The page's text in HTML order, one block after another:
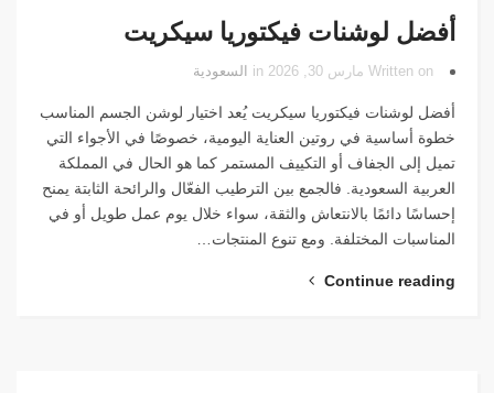
أفضل لوشنات فيكتوريا سيكريت
Written on مارس 30, 2026 in السعودية
أفضل لوشنات فيكتوريا سيكريت يُعد اختيار لوشن الجسم المناسب
خطوة أساسية في روتين العناية اليومية، خصوصًا في الأجواء التي
تميل إلى الجفاف أو التكييف المستمر كما هو الحال في المملكة
العربية السعودية. فالجمع بين الترطيب الفعّال والرائحة الثابتة يمنح
إحساسًا دائمًا بالانتعاش والثقة، سواء خلال يوم عمل طويل أو في
المناسبات المختلفة. ومع تنوع المنتجات…
Continue reading